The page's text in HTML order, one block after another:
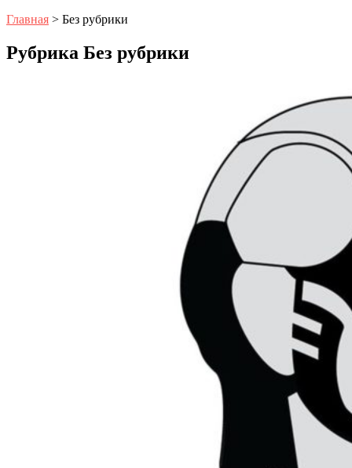
Главная > Без рубрики
Рубрика Без рубрики